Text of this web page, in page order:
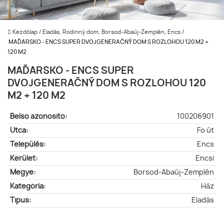
Kezdőlap / Eladás, Rodinný dom, Borsod-Abaúj-Zemplén, Encs /
MAĎARSKO - ENCS SUPER DVOJGENERAČNÝ DOM S ROZLOHOU 120 M2 +
120 M2
MAĎARSKO - ENCS SUPER
DVOJGENERAČNÝ DOM S ROZLOHOU 120
M2 + 120 M2
Belső azonosító:
100206901
Utca:
Fo út
Település:
Encs
Kerület:
Encsi
Megye:
Borsod-Abaúj-Zemplén
Kategória:
Ház
Típus:
Eladás